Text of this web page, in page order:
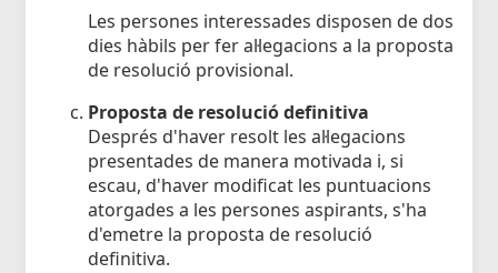
Les persones interessades disposen de dos
dies hàbils per fer al·legacions a la proposta
de resolució provisional.
Proposta de resolució definitiva
Després d'haver resolt les al·legacions
presentades de manera motivada i, si
escau, d'haver modificat les puntuacions
atorgades a les persones aspirants, s'ha
d'emetre la proposta de resolució
definitiva.